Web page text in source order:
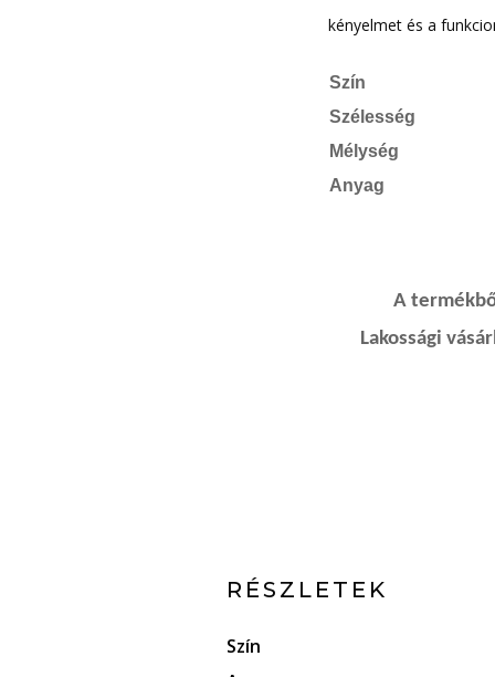
kényelmet és a
Szín
Szélesség
Mélység
Anyag
A
Lakossági
RÉSZLETEK
Szín